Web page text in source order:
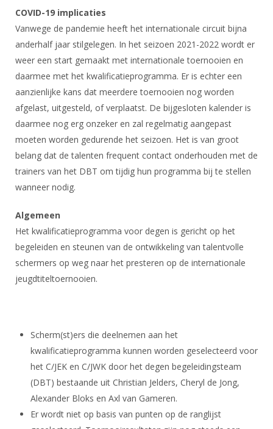
Gebruiksvoorwaarden
Handleiding
Organisatie
Bestuur
Commissies
Ereleden
Leden van Verdiensten
Vacatures
Bondsbureau
Contact
Samenwerking
Formulieren
Alle Verenigingen
Witte Vlekkenplan
Oprichting Vereniging
Overschrijven leden
Ranglijsten
Inschrijven
Reglementen
Schermpaspoort
Rolstoelschermen
Wedstrijdkalender
KNAS Keurmerk
JPT
JEC
Veteranenwedstrijden
Aanvragen van scheidsrechters
Scheidsrechterslijst
Import inschrijvingen uit Nahouw
Verwerk wedstrijduitslagen
FBT
SBT
Talentontwikkeling
Atletencommissie
Internationale Titeltoernooien
Internationale aanmeldingen
Brassardsysteem
Voor coaches en leraren
Nieuws
Nationale opleidingen
Internationale opleidingen
Opleidingen
Leraar
Voor scheidsrechters
Nieuws
Scheidsrechterslijst
Scheidsrechter Documentatie
Opleidingen
Infotheek
Bibliotheek
NK organiseren
COVID-19 implicaties
Vanwege de pandemie heeft het internationale circuit bijna
anderhalf jaar stilgelegen. In het seizoen 2021-2022 wordt er
weer een start gemaakt met internationale toernooien en
daarmee met het kwalificatieprogramma. Er is echter een
aanzienlijke kans dat meerdere toernooien nog worden
afgelast, uitgesteld, of verplaatst. De bijgesloten kalender is
daarmee nog erg onzeker en zal regelmatig aangepast
moeten worden gedurende het seizoen. Het is van groot
belang dat de talenten frequent contact onderhouden met de
trainers van het DBT om tijdig hun programma bij te stellen
wanneer nodig.
Algemeen
Het kwalificatieprogramma voor degen is gericht op het
begeleiden en steunen van de ontwikkeling van talentvolle
schermers op weg naar het presteren op de internationale
jeugdtiteltoernooien.
Scherm(st)ers die deelnemen aan het
kwalificatieprogramma kunnen worden geselecteerd voor
het C/JEK en C/JWK door het degen begeleidingsteam
(DBT) bestaande uit Christian Jelders, Cheryl de Jong,
Alexander Bloks en Axl van Gameren.
Er wordt niet op basis van punten op de ranglijst